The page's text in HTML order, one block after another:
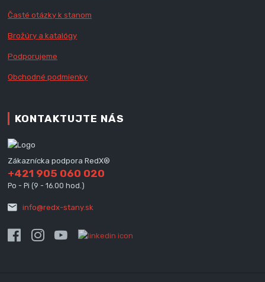
Časté otázky k stanom
Brožúry a katalógy
Podporujeme
Obchodné podmienky
KONTAKTUJTE NÁS
Zákaznícka podpora RedX®
+421 905 060 020
Po - Pi (9 - 16.00 hod.)
info@redx-stany.sk